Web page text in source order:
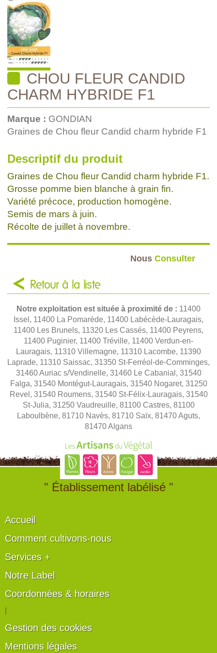
CHOU FLEUR CANDID
CHARM HYBRIDE F1
Marque : GONDIAN
Graines de Chou fleur Candid charm hybride F1
Descriptif du produit
Graines de Chou fleur Candid charm hybride F1.
Grosse pomme bien blanche à grain fin.
Variété précoce, production homogène.
Semis de mars à juin.
Récolte de juillet à novembre.
Nous Consulter
Retour à la liste
Notre exploitation est située à proximité de : 11400
Issel, 11400 La Pomarède, 11400 Labécède-Lauragais,
11400 Les Brunels, 11320 Les Cassés, 11400 Peyrens,
11400 Puginier, 11400 Tréville, 11400 Verdun-en-
Lauragais, 11310 Villemagne, 11310 Lacombe, 11390
Laprade, 11310 Saissac, 31350 St-Ferréol-de-Comminges,
31460 Auriac s/Vendinelle, 31460 Le Cabanial, 31540
Falga, 31540 Montégut-Lauragais, 31540 Nogaret, 31250
Revel, 31540 Roumens, 31540 St-Félix-Lauragais, 31540
St-Julia, 31250 Vaudreuille, 81100 Castres, 81100
Laboulbène, 81710 Navès, 81710 Saïx, 81470 Aguts,
81470 Algans
" Établissement labélisé "
Accueil
Comment cultivons-nous
Services +
Notre Label
Coordonnées & horaires
Gestion des cookies
Mentions légales